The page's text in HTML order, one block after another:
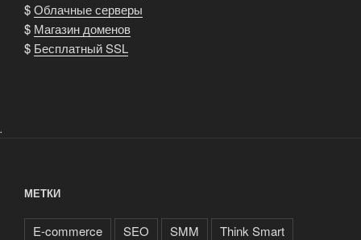
$Облачные серверы
$ Магазин доменов
$ Бесплатный SSL
.
МЕТКИ
E-commerce SEO SMM
Think Smart